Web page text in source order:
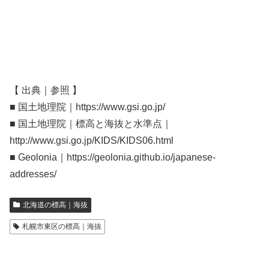
【 出典｜参照 】
■ 国土地理院｜https://www.gsi.go.jp/
■ 国土地理院｜標高と海抜と水準点｜
http://www.gsi.go.jp/KIDS/KIDS06.html
■ Geolonia｜https://geolonia.github.io/japanese-
addresses/
北海道の標高｜海抜
札幌市東区の標高｜海抜